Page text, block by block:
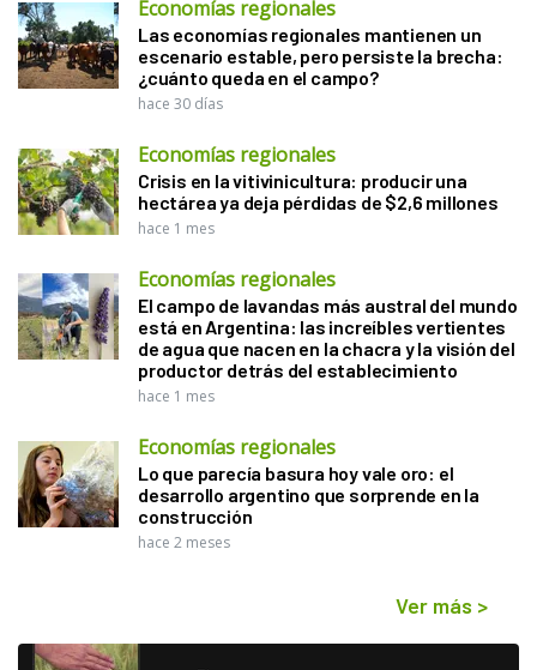
Economías regionales
Las economías regionales mantienen un
escenario estable, pero persiste la brecha:
¿cuánto queda en el campo?
hace 30 días
Economías regionales
Crisis en la vitivinicultura: producir una
hectárea ya deja pérdidas de $2,6 millones
hace 1 mes
Economías regionales
El campo de lavandas más austral del mundo
está en Argentina: las increíbles vertientes
de agua que nacen en la chacra y la visión del
productor detrás del establecimiento
hace 1 mes
Economías regionales
Lo que parecía basura hoy vale oro: el
desarrollo argentino que sorprende en la
construcción
hace 2 meses
Ver más >